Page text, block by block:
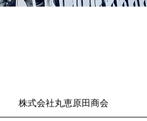
株式会社丸恵原田商会